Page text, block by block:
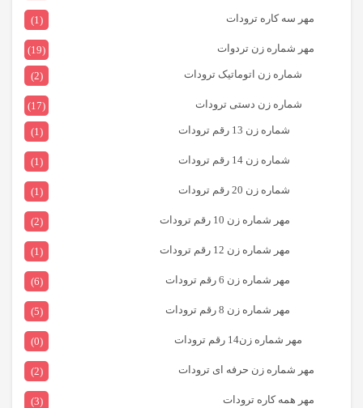
مهر سه کاره ترودات (1)
مهر شماره زن تردوات
(19)
شماره زن اتوماتیک ترودات
(2)
شماره زن دستی ترودات
(17)
شماره زن 13 رقم ترودات
(1)
شماره زن 14 رقم ترودات (1)
شماره زن 20 رقم ترودات (1)
مهر شماره زن 10 رقم ترودات (2)
مهر شماره زن 12 رقم ترودات (1)
مهر شماره زن 6 رقم ترودات (6)
مهر شماره زن 8 رقم ترودات (5)
مهر شماره زن14 رقم ترودات (0)
مهر شماره زن حرفه ای ترودات (2)
مهر همه کاره ترودات (3)